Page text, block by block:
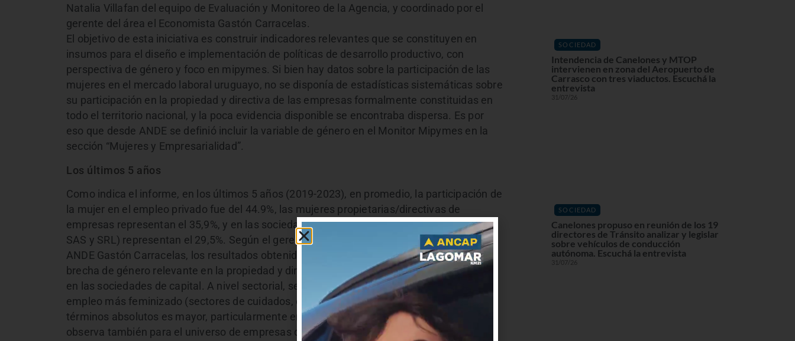
Natalia Villafan del equipo de Evaluación y Monitoreo de la Agencia, y coordinado por el
gerente del área el Economista Gastón Carracelas.
El objetivo de esta iniciativa es construir indicadores relevantes que se constituyen en
insumos para el diseño e implementación de políticas de desarrollo productivo, con
perspectiva de género y foco en mipymes. Si bien hay datos sobre la participación de las
mujeres en el mercado laboral uruguayo, no se disponía de estadísticas sistemáticas sobre
su participación en la propiedad y directiva de las empresas formalmente constituidas en
todo el territorio nacional, y la poca evidencia disponible se encontraba dispersa. Es por
eso que desde ANDE se definió incluir la variable de género en el Monitor Mipymes en la
sección “Mujeres y Empresarialidad”.
Los últimos 5 años
Como indica el informe, en los últimos 5 años (2019-2023), en promedio, la participación de
la mujer en el empleo privado fue del 44.9%, las mujeres propietarias/directivas de
empresas representan el 35,9%, y en las sociedades de capital (Sociedades Anónimas,
SAS y SRL) representan el 29,5%. Según el gerente del área de Evaluación y Monitoreo de
ANDE Gastón Carracelas, los resultados obtenidos “muestran la persistencia de una
brecha de género relevante en la propiedad y directiva de las empresas, particularmente
en las sociedades de capital. A nivel sectorial, se observa que en los sectores con el
empleo más feminizado (sectores de cuidados, educación y salud) la brecha de género en
términos absolutos es mayor, particularmente en el caso de las sociedades de capital. Se
observa también para el universo de empresas que, a mayor tamaño y antigüedad de la
SOCIEDAD
Intendencia de Canelones y MTOP
intervienen en zona del Aeropuerto de
Carrasco con tres viaductos. Escuchá la
entrevista
31/07/26
SOCIEDAD
Canelones propuso en reunión de los 19
directores de Tránsito analizar y legislar
sobre vehículos de conducción
autónoma. Escuchá la entrevista
31/07/26